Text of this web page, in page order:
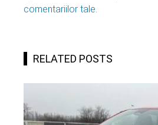
comentariilor tale.
RELATED POSTS